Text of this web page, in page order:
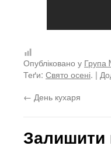
Опубліковано у Група
Теґи: Свято осені. |
← День кухаря
Залишити